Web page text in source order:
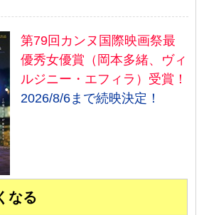
第79回カンヌ国際映画祭最
優秀女優賞（岡本多緒、ヴィ
ルジニー・エフィラ）受賞！
2026/8/6まで続映決定！
なる